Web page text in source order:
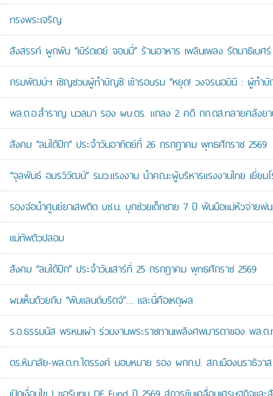
ทรงพระเจริญ
สังสรรค์ ผูกพัน “เบิร์ดเดย์ จอนนี่” ร้านอาหาร เพลินเพลง รัตนาธิเบศ
กรมพัฒน์ฯ เชิญชวนผู้ทำบัญชี เข้ารอบรม “หยุด! วงจรนอมินี : ผู้ทำ
พล.ต.อ.สำราญ นวลมา รอง ผบ.ตร. แถลง 2 คดี กก.ดส.ทลายคลังย
สังคม “ลมใต้ปีก” ประจำวันอาทิตย์ที่ 26 กรกฎาคม พุทธศักราช 2569
“จุลพันธ์ อมรวิวัฒน์” รมว.แรงงาน นำคณะผู้บริหารแรงงานไทย เยี่ยม
รองจ๋อนำศูนย์ยาเสพติด บช.น. บุกช่วยเด็กชาย 7 ปี พ้นมือแม่หัวจ่ายพ่น
แม่ทัพตัวปลอม
สังคม “ลมใต้ปีก” ประจำวันเสาร์ที่ 25 กรกฎาคม พุทธศักราช 2569
ผมเห็นด้วยกับ “พับแลนด์บริดจ์”… และนี่คือเหตุผล
ร.อ.ธรรมนัส พรหมเผ่า ร่วมงานพระราชทานเพลิงศพมารดาของ พล.
ดร.หิมาลัย-พล.ต.ท.ไตรรงค์ มอบหมาย รอง ผกก.ป. สภ.เมืองนราธิว